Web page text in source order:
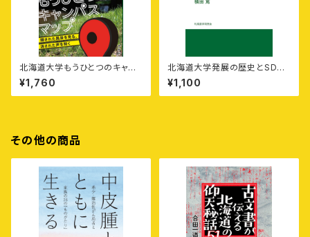
北海道大学もうひとつのキャン
パスマップ——隠された風景を
見る、消された声を聞く
¥1,760
北海道大学発展の歴史とSDGs
［エルムブックレット1］
¥1,100
その他の商品